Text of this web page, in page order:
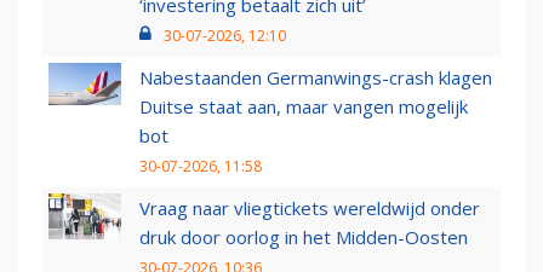
‘investering betaalt zich uit’
30-07-2026, 12:10
Nabestaanden Germanwings-crash klagen
Duitse staat aan, maar vangen mogelijk
bot
30-07-2026, 11:58
Vraag naar vliegtickets wereldwijd onder
druk door oorlog in het Midden-Oosten
30-07-2026, 10:36